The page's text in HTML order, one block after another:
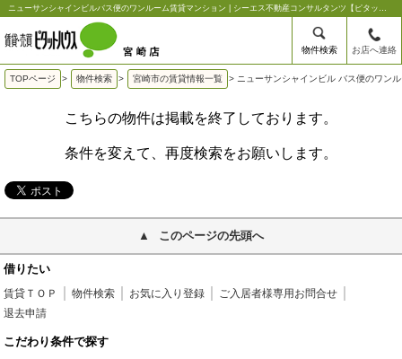
ニューサンシャインビルバス便のワンルーム賃貸マンション | シーエス不動産コンサルタンツ【ピタットハウス宮崎店】
物件検索 お店へ連絡
TOPページ > 物件検索 > 宮崎市の賃貸情報一覧 > ニューサンシャインビル バス便のワン
こちらの物件は掲載を終了しております。
条件を変えて、再度検索をお願いします。
このページの先頭へ
借りたい
賃貸ＴＯＰ 物件検索 お気に入り登録
ご入居者様専用お問合せ
退去申請
こだわり条件で探す